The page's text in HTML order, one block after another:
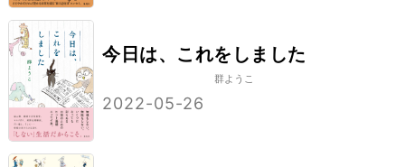
今日は、これをしました
2022-05-26
群ようこ